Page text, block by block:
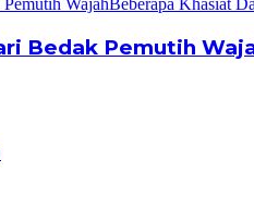
Bedak Pemutih